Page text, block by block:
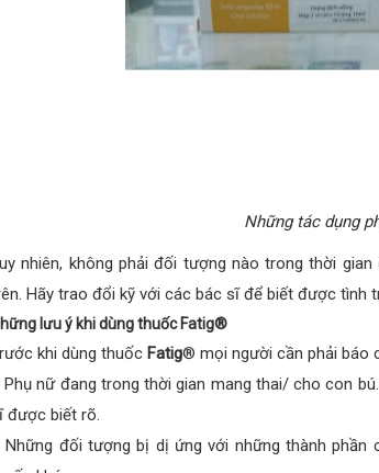
Những tác dụng
nhiên, không phải đối tượng nào trong thời
Hãy trao đổi kỹ với các bác sĩ để biết được tình
lưu ý khi dùng thuốc Fatig®
khi dùng thuốc Fatig® mọi người cần phải báo
Phụ nữ đang trong thời gian mang thai/ cho con
được biết rõ.
Những đối tượng bị dị ứng với những thành